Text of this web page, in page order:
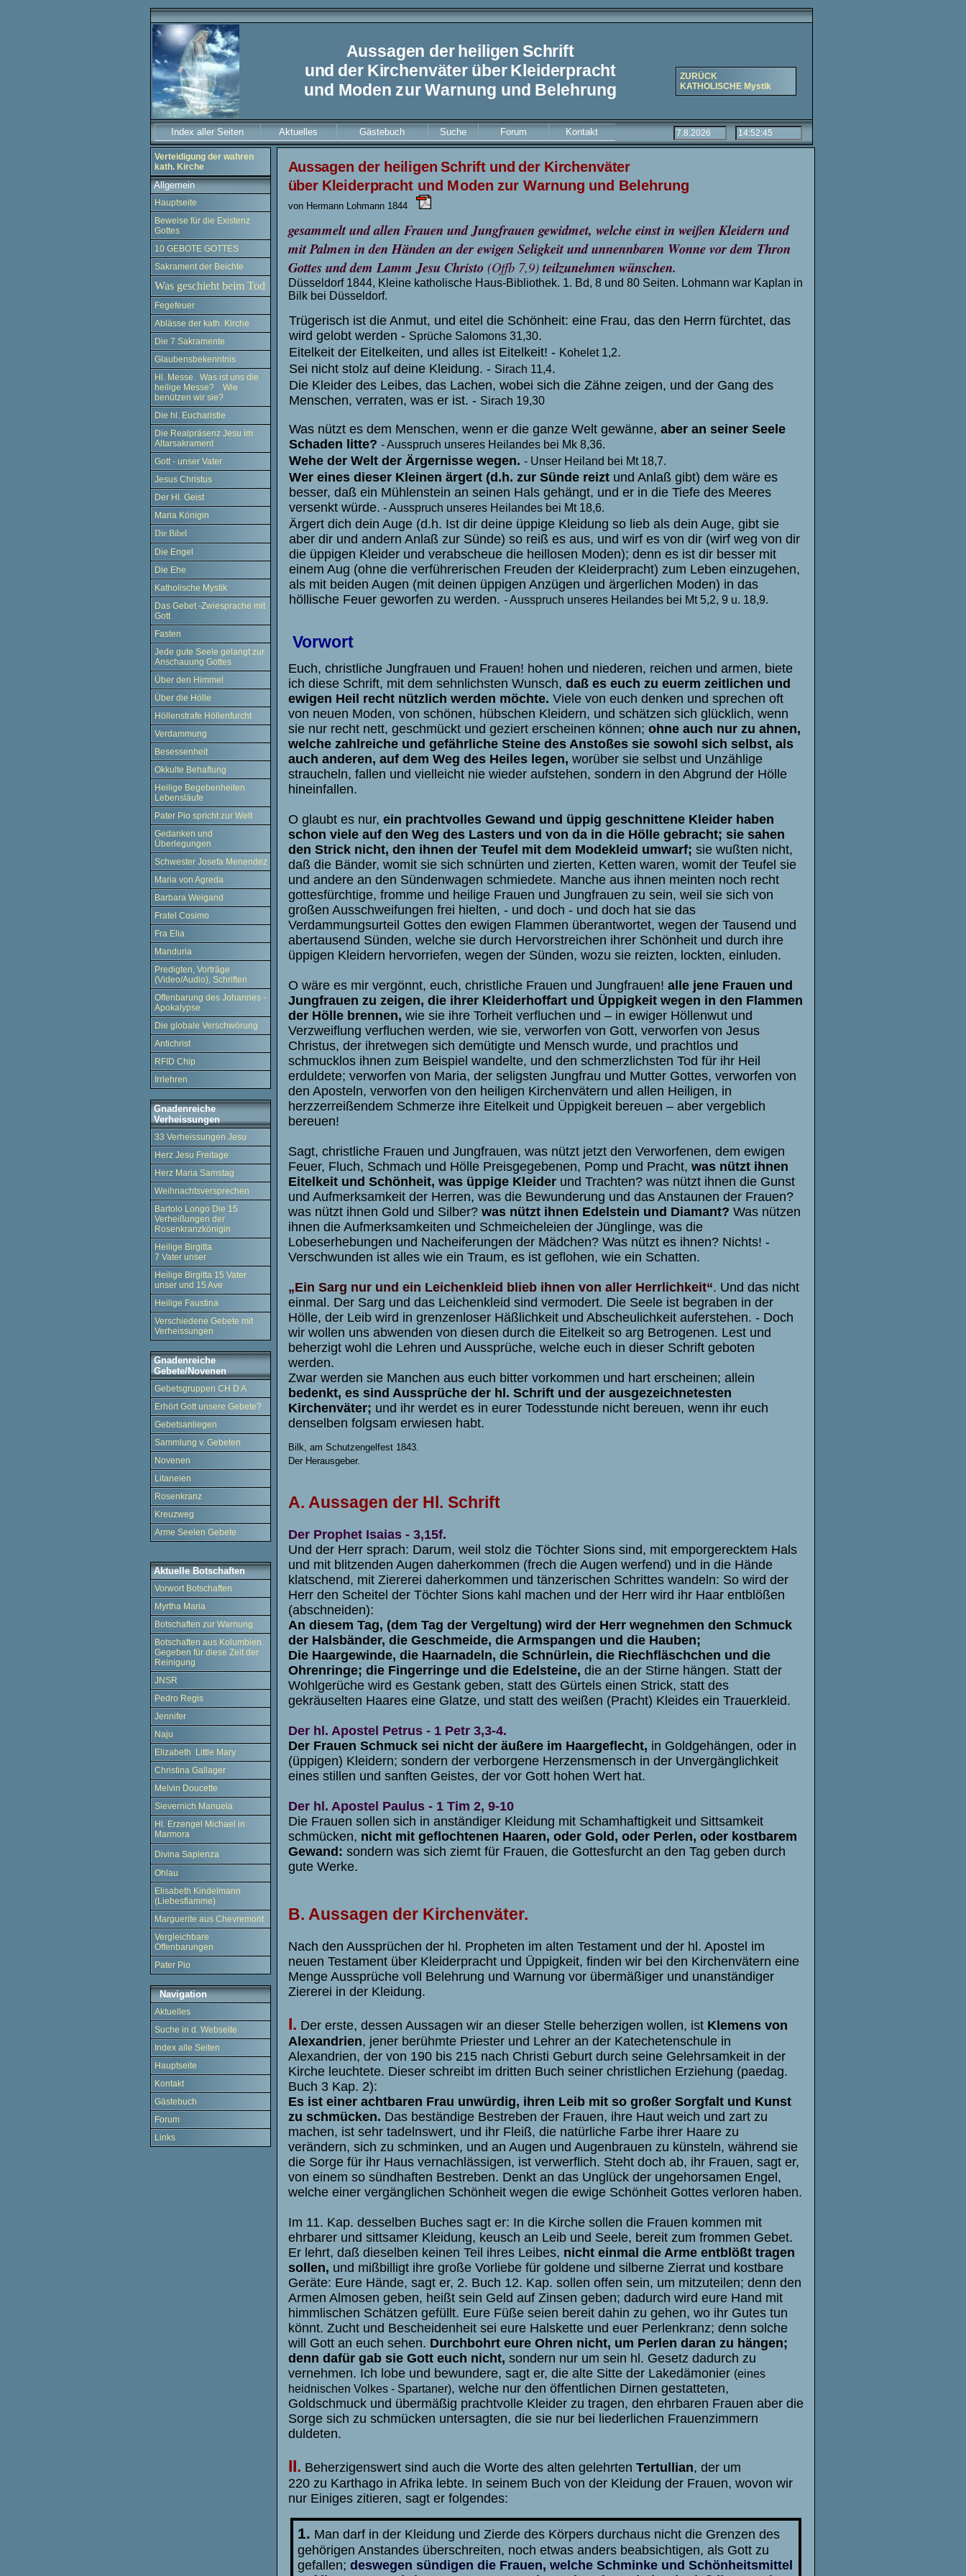
Aussagen der heiligen Schrift
und der Kirchenväter über Kleiderpracht
und Moden zur Warnung und Belehrung
ZURÜCK
KATHOLISCHE Mystik
Index aller Seiten Aktuelles Gästebuch Suche Forum Kontakt
Verteidigung der wahren
kath. Kirche
Allgemein
Hauptseite
Beweise für die Existenz
Gottes
10 GEBOTE GOTTES
Sakrament der Beichte
Was geschieht beim Tod
Fegefeuer
Ablässe der kath. Kirche
Die 7 Sakramente
Glaubensbekenntnis
Hl. Messe. Was ist uns die
heilige Messe? Wie
benützen wir sie?
Die hl. Eucharistie
Die Realpräsenz Jesu im
Altarsakrament
Gott - unser Vater
Jesus Christus
Der Hl. Geist
Maria Königin
Die Bibel
Die Engel
Die Ehe
Katholische Mystik
Das Gebet -Zwiesprache mit
Gott
Fasten
Jede gute Seele gelangt zur
Anschauung Gottes
Über den Himmel
Über die Hölle
Höllenstrafe Höllenfurcht
Verdammung
Besessenheit
Okkulte Behaftung
Heilige Begebenheiten
Lebensläufe
Pater Pio spricht zur Welt
Gedanken und
Überlegungen
Schwester Josefa Menendez
Maria von Agreda
Barbara Weigand
Fratel Cosimo
Fra Elia
Manduria
Predigten, Vorträge
(Video/Audio), Schriften
Offenbarung des Johannes -
Apokalypse
Die globale Verschwörung
Antichrist
RFID Chip
Irrlehren
Gnadenreiche
Verheissungen
33 Verheissungen Jesu
Herz Jesu Freitage
Herz Maria Samstag
Weihnachtsversprechen
Bartolo Longo Die 15
Verheißungen der
Rosenkranzkönigin
Heilige Birgitta
7 Vater unser
Heilige Birgitta 15 Vater
unser und 15 Ave
Heilige Faustina
Verschiedene Gebete mit
Verheissungen
Gnadenreiche
Gebete/Novenen
Gebetsgruppen CH D A
Erhört Gott unsere Gebete?
Gebetsanliegen
Sammlung v. Gebeten
Novenen
Litaneien
Rosenkranz
Kreuzweg
Arme Seelen Gebete
Aktuelle Botschaften
Vorwort Botschaften
Myrtha Maria
Botschaften zur Warnung
Botschaften aus Kolumbien.
Gegeben für diese Zeit der
Reinigung
JNSR
Pedro Regis
Jennifer
Naju
Elizabeth Little Mary
Christina Gallager
Melvin Doucette
Sievernich Manuela
Hl. Erzengel Michael in
Marmora
Divina Sapienza
Ohlau
Elisabeth Kindelmann
(Liebesflamme)
Marguerite aus Chevremont
Vergleichbare
Offenbarungen
Pater Pio
Navigation
Aktuelles
Suche in d. Webseite
Index alle Seiten
Hauptseite
Kontakt
Gästebuch
Forum
Links
Aussagen der heiligen Schrift und der Kirchenväter
über Kleiderpracht und Moden zur Warnung und Be lehrung
von Hermann Lohmann 1844
gesammelt und allen Frauen und Jungfrauen gewidmet, welche einst in weißen Kleidern und
mit Palmen in den Händen an der ewigen Seligkeit und unnennbaren Wonne vor dem Thron
Gottes und dem Lamm Jesu Christo(Offb 7,9)teilzunehmen wünschen.
Düsseldorf 1844, Kleine katholische Haus-Bibliothek. 1. Bd, 8 und 80 Seiten. Lohmann war Kaplan in
Bilk bei Düsseldorf.
Trügerisch ist die Anmut, und eitel die Schönheit: eine Frau, das den Herrn fürchtet, das
wird gelobt werden - Sprüche Salomons 31,30.
Eitelkeit der Eitelkeiten, und alles ist Eitelkeit! - Kohelet 1,2.
Sei nicht stolz auf deine Kleidung. - Sirach 11,4.
Die Kleider des Leibes, das Lachen, wobei sich die Zähne zeigen, und der Gang des
Menschen, verraten, was er ist. - Sirach 19,30
Was nützt es dem Menschen, wenn er die ganze Welt gewänne, aber an seiner Seele
Schaden litte? - Ausspruch unseres Heilandes bei Mk 8,36.
Wehe der Welt der Ärgernisse wegen. - Unser Heiland bei Mt 18,7.
Wer eines dieser Kleinen ärgert (d.h. zur Sünde reiztund Anlaß gibt) dem wäre es
besser, daß ein Mühlenstein an seinen Hals gehängt, und er in die Tiefe des Meeres
versenkt würde. - Ausspruch unseres Heilandes bei Mt 18,6.
Ärgert dich dein Auge (d.h. Ist dir deine üppige Kleidung so lieb als dein Auge, gibt sie
aber dir und andern Anlaß zur Sünde) so reiß es aus, und wirf es von dir (wirf weg von dir
die üppigen Kleider und verabscheue die heillosen Moden); denn es ist dir besser mit
einem Aug (ohne die verführerischen Freuden der Kleiderpracht) zum Leben einzugehen,
als mit beiden Augen (mit deinen üppigen Anzügen und ärgerlichen Moden) in das
höllische Feuer geworfen zu werden. - Ausspruch unseres Heilandes bei Mt 5,2, 9 u. 18,9.
Vorwort
Euch, christliche Jungfrauen und Frauen! hohen und niederen, reichen und armen, biete
ich diese Schrift, mit dem sehnlichsten Wunsch, daß es euch zu euerm zeitlichen und
ewigen Heil recht nützlich werden möchte. Viele von euch denken und sprechen oft
von neuen Moden, von schönen, hübschen Kleidern, und schätzen sich glücklich, wenn
sie nur recht nett, geschmückt und geziert erscheinen können; ohne auch nur zu ahnen,
welche zahlreiche und gefährliche Steine des Anstoßes sie sowohl sich selbst, als
auch anderen, auf dem Weg des Heiles legen, worüber sie selbst und Unzählige
straucheln, fallen und vielleicht nie wieder aufstehen, sondern in den Abgrund der Hölle
hineinfallen.
O glaubt es nur, ein prachtvolles Gewand und üppig geschnittene Kleider haben
schon viele auf den Weg des Lasters und von da in die Hölle gebracht; sie sahen
den Strick nicht, den ihnen der Teufel mit dem Modekleid umwarf; sie wußten nicht,
daß die Bänder, womit sie sich schnürten und zierten, Ketten waren, womit der Teufel sie
und andere an den Sündenwagen schmiedete. Manche aus ihnen meinten noch recht
gottesfürchtige, fromme und heilige Frauen und Jungfrauen zu sein, weil sie sich von
großen Ausschweifungen frei hielten, - und doch - und doch hat sie das
Verdammungsurteil Gottes den ewigen Flammen überantwortet, wegen der Tausend und
abertausend Sünden, welche sie durch Hervorstreichen ihrer Schönheit und durch ihre
üppigen Kleidern hervorriefen, wegen der Sünden, wozu sie reizten, lockten, einluden.
O wäre es mir vergönnt, euch, christliche Frauen und Jungfrauen! alle jene Frauen und
Jungfrauen zu zeigen, die ihrer Kleiderhoffart und Üppigkeit wegen in den Flammen
der Hölle brennen, wie sie ihre Torheit verfluchen und – in ewiger Höllenwut und
Verzweiflung verfluchen werden, wie sie, verworfen von Gott, verworfen von Jesus
Christus, der ihretwegen sich demütigte und Mensch wurde, und prachtlos und
schmucklos ihnen zum Beispiel wandelte, und den schmerzlichsten Tod für ihr Heil
erduldete; verworfen von Maria, der seligsten Jungfrau und Mutter Gottes, verworfen von
den Aposteln, verworfen von den heiligen Kirchenvätern und allen Heiligen, in
herzzerreißendem Schmerze ihre Eitelkeit und Üppigkeit bereuen – aber vergeblich
bereuen!
Sagt, christliche Frauen und Jungfrauen, was nützt jetzt den Verworfenen, dem ewigen
Feuer, Fluch, Schmach und Hölle Preisgegebenen, Pomp und Pracht, was nützt ihnen
Eitelkeit und Schönheit, was üppige Kleiderund Trachten? was nützt ihnen die Gunst
und Aufmerksamkeit der Herren, was die Bewunderung und das Anstaunen der Frauen?
was nützt ihnen Gold und Silber? was nützt ihnen Edelstein und Diamant? Was nützen
ihnen die Aufmerksamkeiten und Schmeicheleien der Jünglinge, was die
Lobeserhebungen und Nacheiferungen der Mädchen? Was nützt es ihnen? Nichts! -
Verschwunden ist alles wie ein Traum, es ist geflohen, wie ein Schatten.
„Ein Sarg nur und ein Leichenkleid blieb ihnen von aller Herrlichkeit“. Und das nicht
einmal. Der Sarg und das Leichenkleid sind vermodert. Die Seele ist begraben in der
Hölle, der Leib wird in grenzenloser Häßlichkeit und Abscheulichkeit auferstehen. - Doch
wir wollen uns abwenden von diesen durch die Eitelkeit so arg Betrogenen. Lest und
beherzigt wohl die Lehren und Aussprüche, welche euch in dieser Schrift geboten
werden.
Zwar werden sie Manchen aus euch bitter vorkommen und hart erscheinen; allein
bedenkt, es sind Aussprüche der hl. Schrift und der ausgezeichnetesten
Kirchenväter; und ihr werdet es in eurer Todesstunde nicht bereuen, wenn ihr euch
denselben folgsam erwiesen habt.
Bilk, am Schutzengelfest 1843.
Der Herausgeber.
A. Aussagen der Hl. Schrift
Der Prophet Isaias - 3,15f.
Und der Herr sprach: Darum, weil stolz die Töchter Sions sind, mit emporgerecktem Hals
und mit blitzenden Augen daherkommen (frech die Augen werfend) und in die Hände
klatschend, mit Ziererei daherkommen und tänzerischen Schrittes wandeln: So wird der
Herr den Scheitel der Töchter Sions kahl machen und der Herr wird ihr Haar entblößen
(abschneiden):
An diesem Tag, (dem Tag der Vergeltung) wird der Herr wegnehmen den Schmuck
der Halsbänder, die Geschmeide, die Armspangen und die Hauben;
Die Haargewinde, die Haarnadeln, die Schnürlein, die Riechfläschchen und die
Ohrenringe; die Fingerringe und die Edelsteine, die an der Stirne hängen. Statt der
Wohlgerüche wird es Gestank geben, statt des Gürtels einen Strick, statt des
gekräuselten Haares eine Glatze, und statt des weißen (Pracht) Kleides ein Trauerkleid.
Der hl. Apostel Petrus - 1 Petr 3,3-4.
Der Frauen Schmuck sei nicht der äußere im Haargeflecht, in Goldgehängen, oder in
(üppigen) Kleidern; sondern der verborgene Herzensmensch in der Unvergänglichkeit
eines stillen und sanften Geistes, der vor Gott hohen Wert hat.
Der hl. Apostel Paulus - 1 Tim 2, 9-10
Die Frauen sollen sich in anständiger Kleidung mit Schamhaftigkeit und Sittsamkeit
schmücken, nicht mit geflochtenen Haaren, oder Gold, oder Perlen, oder kostbarem
Gewand: sondern was sich ziemt für Frauen, die Gottesfurcht an den Tag geben durch
gute Werke.
B. Aussagen der Kirchenväter.
Nach den Aussprüchen der hl. Propheten im alten Testament und der hl. Apostel im
neuen Testament über Kleiderpracht und Üppigkeit, finden wir bei den Kirchenvätern eine
Menge Aussprüche voll Belehrung und Warnung vor übermäßiger und unanständiger
Ziererei in der Kleidung.
I. Der erste, dessen Aussagen wir an dieser Stelle beherzigen wollen, ist Klemens von
Alexandrien, jener berühmte Priester und Lehrer an der Katechetenschule in
Alexandrien, der von 190 bis 215 nach Christi Geburt durch seine Gelehrsamkeit in der
Kirche leuchtete. Dieser schreibt im dritten Buch seiner christlichen Erziehung (paedag.
Buch 3 Kap. 2):
Es ist einer achtbaren Frau unwürdig, ihren Leib mit so großer Sorgfalt und Kunst
zu schmücken. Das beständige Bestreben der Frauen, ihre Haut weich und zart zu
machen, ist sehr tadelnswert, und ihr Fleiß, die natürliche Farbe ihrer Haare zu
verändern, sich zu schminken, und an Augen und Augenbrauen zu künsteln, während sie
die Sorge für ihr Haus vernachlässigen, ist verwerflich. Steht doch ab, ihr Frauen, sagt er,
von einem so sündhaften Bestreben. Denkt an das Unglück der ungehorsamen Engel,
welche einer vergänglichen Schönheit wegen die ewige Schönheit Gottes verloren haben.
Im 11. Kap. desselben Buches sagt er: In die Kirche sollen die Frauen kommen mit
ehrbarer und sittsamer Kleidung, keusch an Leib und Seele, bereit zum frommen Gebet.
Er lehrt, daß dieselben keinen Teil ihres Leibes, nicht einmal die Arme entblößt tragen
sollen, und mißbilligt ihre große Vorliebe für goldene und silberne Zierrat und kostbare
Geräte: Eure Hände, sagt er, 2. Buch 12. Kap. sollen offen sein, um mitzuteilen; denn den
Armen Almosen geben, heißt sein Geld auf Zinsen geben; dadurch wird eure Hand mit
himmlischen Schätzen gefüllt. Eure Füße seien bereit dahin zu gehen, wo ihr Gutes tun
könnt. Zucht und Bescheidenheit sei eure Halskette und euer Perlenkranz; denn solche
will Gott an euch sehen. Durchbohrt eure Ohren nicht, um Perlen daran zu hängen;
denn dafür gab sie Gott euch nicht, sondern nur um sein hl. Gesetz dadurch zu
vernehmen. Ich lobe und bewundere, sagt er, die alte Sitte der Lakedämonier (eines
heidnischen Volkes - Spartaner), welche nur den öffentlichen Dirnen gestatteten,
Goldschmuck und übermäßig prachtvolle Kleider zu tragen, den ehrbaren Frauen aber die
Sorge sich zu schmücken untersagten, die sie nur bei liederlichen Frauenzimmern
duldeten.
II. Beherzigenswert sind auch die Worte des alten gelehrten Tertullian, der um
220 zu Karthago in Afrika lebte. In seinem Buch von der Kleidung der Frauen, wovon wir
nur Einiges zitieren, sagt er folgendes:
1. Man darf in der Kleidung und Zierde des Körpers durchaus nicht die Grenzen des
gehörigen Anstandes überschreiten, noch etwas anders beabsichtigen, als Gott zu
gefallen; deswegen sündigen die Frauen, welche Schminke und Schönheitsmittel